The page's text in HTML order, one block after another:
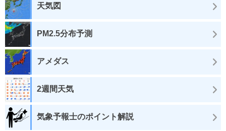
天気図
PM2.5分布予測
アメダス
2週間天気
気象予報士のポイント解説